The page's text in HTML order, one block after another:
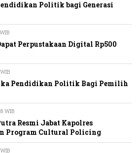
Politik bagi Generasi
Perpustakaan Digital Rp500
Pendidikan Politik Bagi Pemilih
WIB
Resmi Jabat Kapolres
Program Cultural Policing